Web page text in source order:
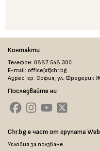
Контакти
Телефон: 0887 548 300
E-mail: office[at]chr.bg
Адрес: гр. София, ул. Фредерик
Последвайте ни
Chr.bg е част от групата
Условия за ползване